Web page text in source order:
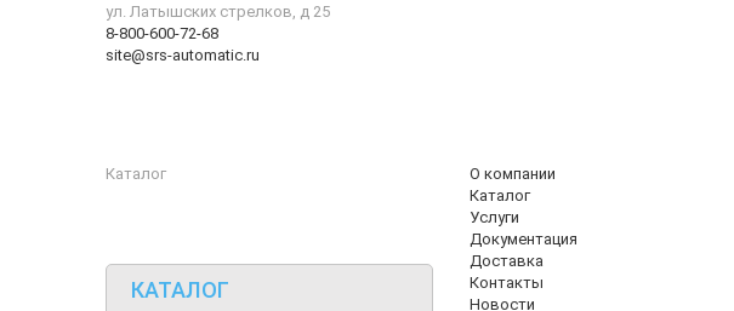
ул. Латышских стрелков, д 25
8-800-600-72-68
site@srs-automatic.ru
Каталог
О компании
Каталог
Услуги
Документация
Доставка
Контакты
Новости
КАТАЛОГ